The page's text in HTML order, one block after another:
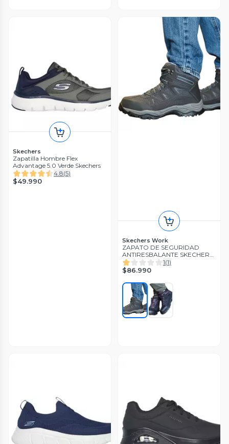
Skechers
Zapatilla Hombre Flex
Advantage 5.0 Verde Skechers
4.8(5)
$49.990
Skechers Work
ZAPATO DE SEGURIDAD
ANTIRESBALANTE SKECHERS
MODELO POMERIA
1(1)
$86.990